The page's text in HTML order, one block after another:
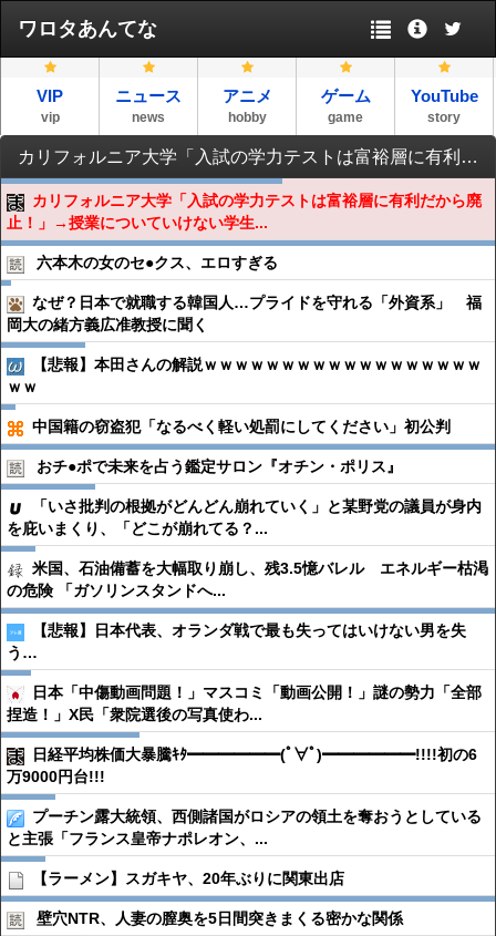
ワロタあんてな
VIP
vip
ニュース
news
アニメ
hobby
ゲーム
game
YouTube
story
カリフォルニア大学「入試の学力テストは富裕層に有利だから廃止！」→授業についていけない学生が急増
カリフォルニア大学「入試の学力テストは富裕層に有利だから廃
止！」→授業についていけない学生...
六本木の女のセ●︎クス、エロすぎる
なぜ？日本で就職する韓国人…プライドを守れる「外資系」 福
岡大の緒方義広准教授に聞く
【悲報】本田さんの解説ｗｗｗｗｗｗｗｗｗｗｗｗｗｗｗｗｗｗ
ｗｗ
中国籍の窃盗犯「なるべく軽い処罰にしてください」初公判
おチ●︎ポで未来を占う鑑定サロン『オチン・ポリス』
「いさ批判の根拠がどんどん崩れていく」と某野党の議員が身内
を庇いまくり、「どこが崩れてる？...
米国、石油備蓄を大幅取り崩し、残3.5憶バレル エネルギー枯渇
の危険 「ガソリンスタンドへ...
【悲報】日本代表、オランダ戦で最も失ってはいけない男を失
う…
日本「中傷動画問題！」マスコミ「動画公開！」謎の勢力「全部
捏造！」X民「衆院選後の写真使わ...
日経平均株価大暴騰ｷﾀ━━━━━━(ﾟ∀ﾟ)━━━━━━!!!!初の6
万9000円台!!!
プーチン露大統領、西側諸国がロシアの領土を奪おうとしている
と主張「フランス皇帝ナポレオン、...
【ラーメン】スガキヤ、20年ぶりに関東出店
壁穴NTR、人妻の膣奥を5日間突きまくる密かな関係